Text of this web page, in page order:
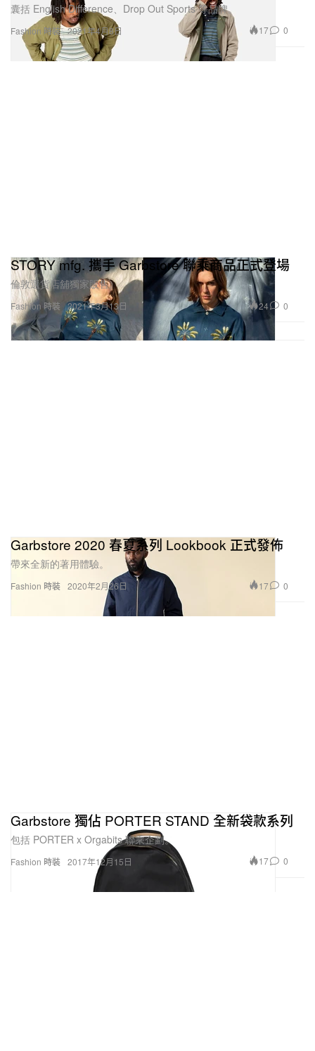
Fashion 時裝
囊括 English Difference、Drop Out Sports 等品牌。
2021年4月8日 17 0
Fashion 時裝
STORY mfg. 攜手 Garbstore 聯乘商品正式登場
倫敦選貨店舖獨家販售。
2021年3月13日 24 0
Fashion 時裝
Garbstore 2020 春夏系列 Lookbook 正式發佈
帶來全新的著用體驗。
2020年2月26日 17 0
Fashion 時裝
Garbstore 獨佔 PORTER STAND 全新袋款系列
包括 PORTER x Orgabits 聯乘企劃。
2017年12月15日 17 0